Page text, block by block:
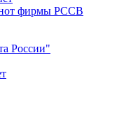
фирмы PCCB
России"